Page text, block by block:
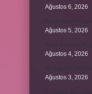
Ağustos 6, 2026
Ağustos 5, 2026
Ağustos 4, 2026
Ağustos 3, 2026